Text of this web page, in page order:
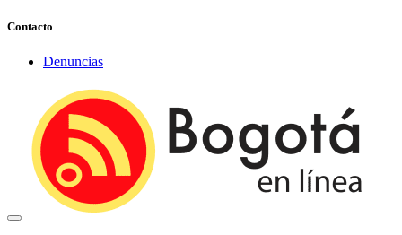
Contacto
Denuncias